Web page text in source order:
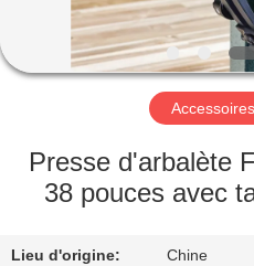
SUJET
DE
VISITE
Presse d'arbalète
38 pouces avec
Lieu d'origine: Chine